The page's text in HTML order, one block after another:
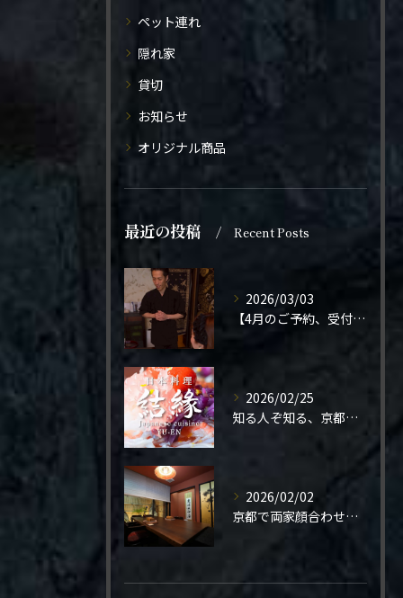
ペット連れ
隠れ家
貸切
お知らせ
オリジナル商品
最近の投稿 Recent Posts
2026/03/03
【4月のご予約、受付開始しました】
2026/02/25
知る人ぞ知る、京都の隠れ家。
2026/02/02
京都で両家顔合わせをご検討の方へ。